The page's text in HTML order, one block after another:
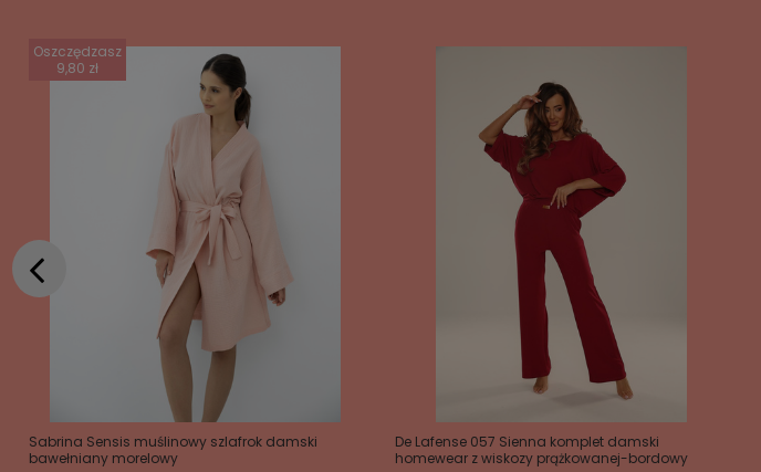
Oszczędzasz
9,80 zł
Sabrina Sensis muślinowy szlafrok damski
bawełniany morelowy
De Lafense 057 Sienna komplet damski
homewear z wiskozy prążkowanej-bordowy